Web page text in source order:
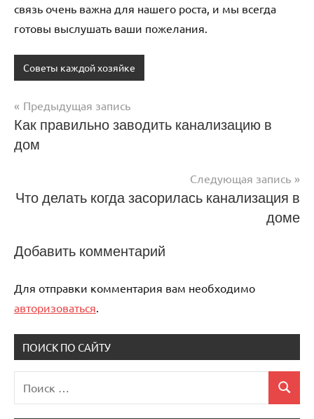
связь очень важна для нашего роста, и мы всегда
готовы выслушать ваши пожелания.
Советы каждой хозяйке
Навигация
по
Предыдущая запись
Как правильно заводить канализацию в
дом
Следующая запись
Что делать когда засорилась канализация в
доме
Добавить комментарий
Для отправки комментария вам необходимо
авторизоваться
ПОИСК ПО САЙТУ
для:
Поиск